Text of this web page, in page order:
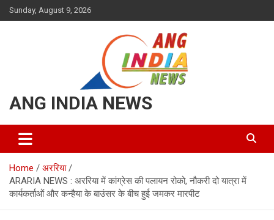
Skip
to
Sunday, August 9, 2026
ANG INDIA NEWS
Home
अररिया
ARARIA NEWS : अररिया में कांग्रेस की पलायन रोको, नौकरी दो यात्रा में
कार्यकर्ताओं और कन्हैया के बाउंसर के बीच हुई जमकर मारपीट